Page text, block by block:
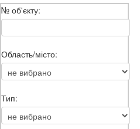
№ об'єкту:
Область/місто:
Тип: